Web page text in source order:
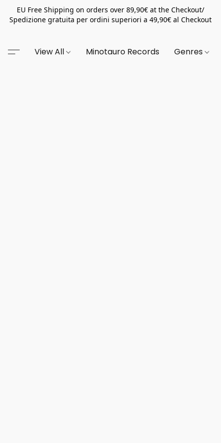
EU Free Shipping on orders over 89,90€ at the Checkout/
Spedizione gratuita per ordini superiori a 49,90€ al Checkout
View All Minotauro Records Genres